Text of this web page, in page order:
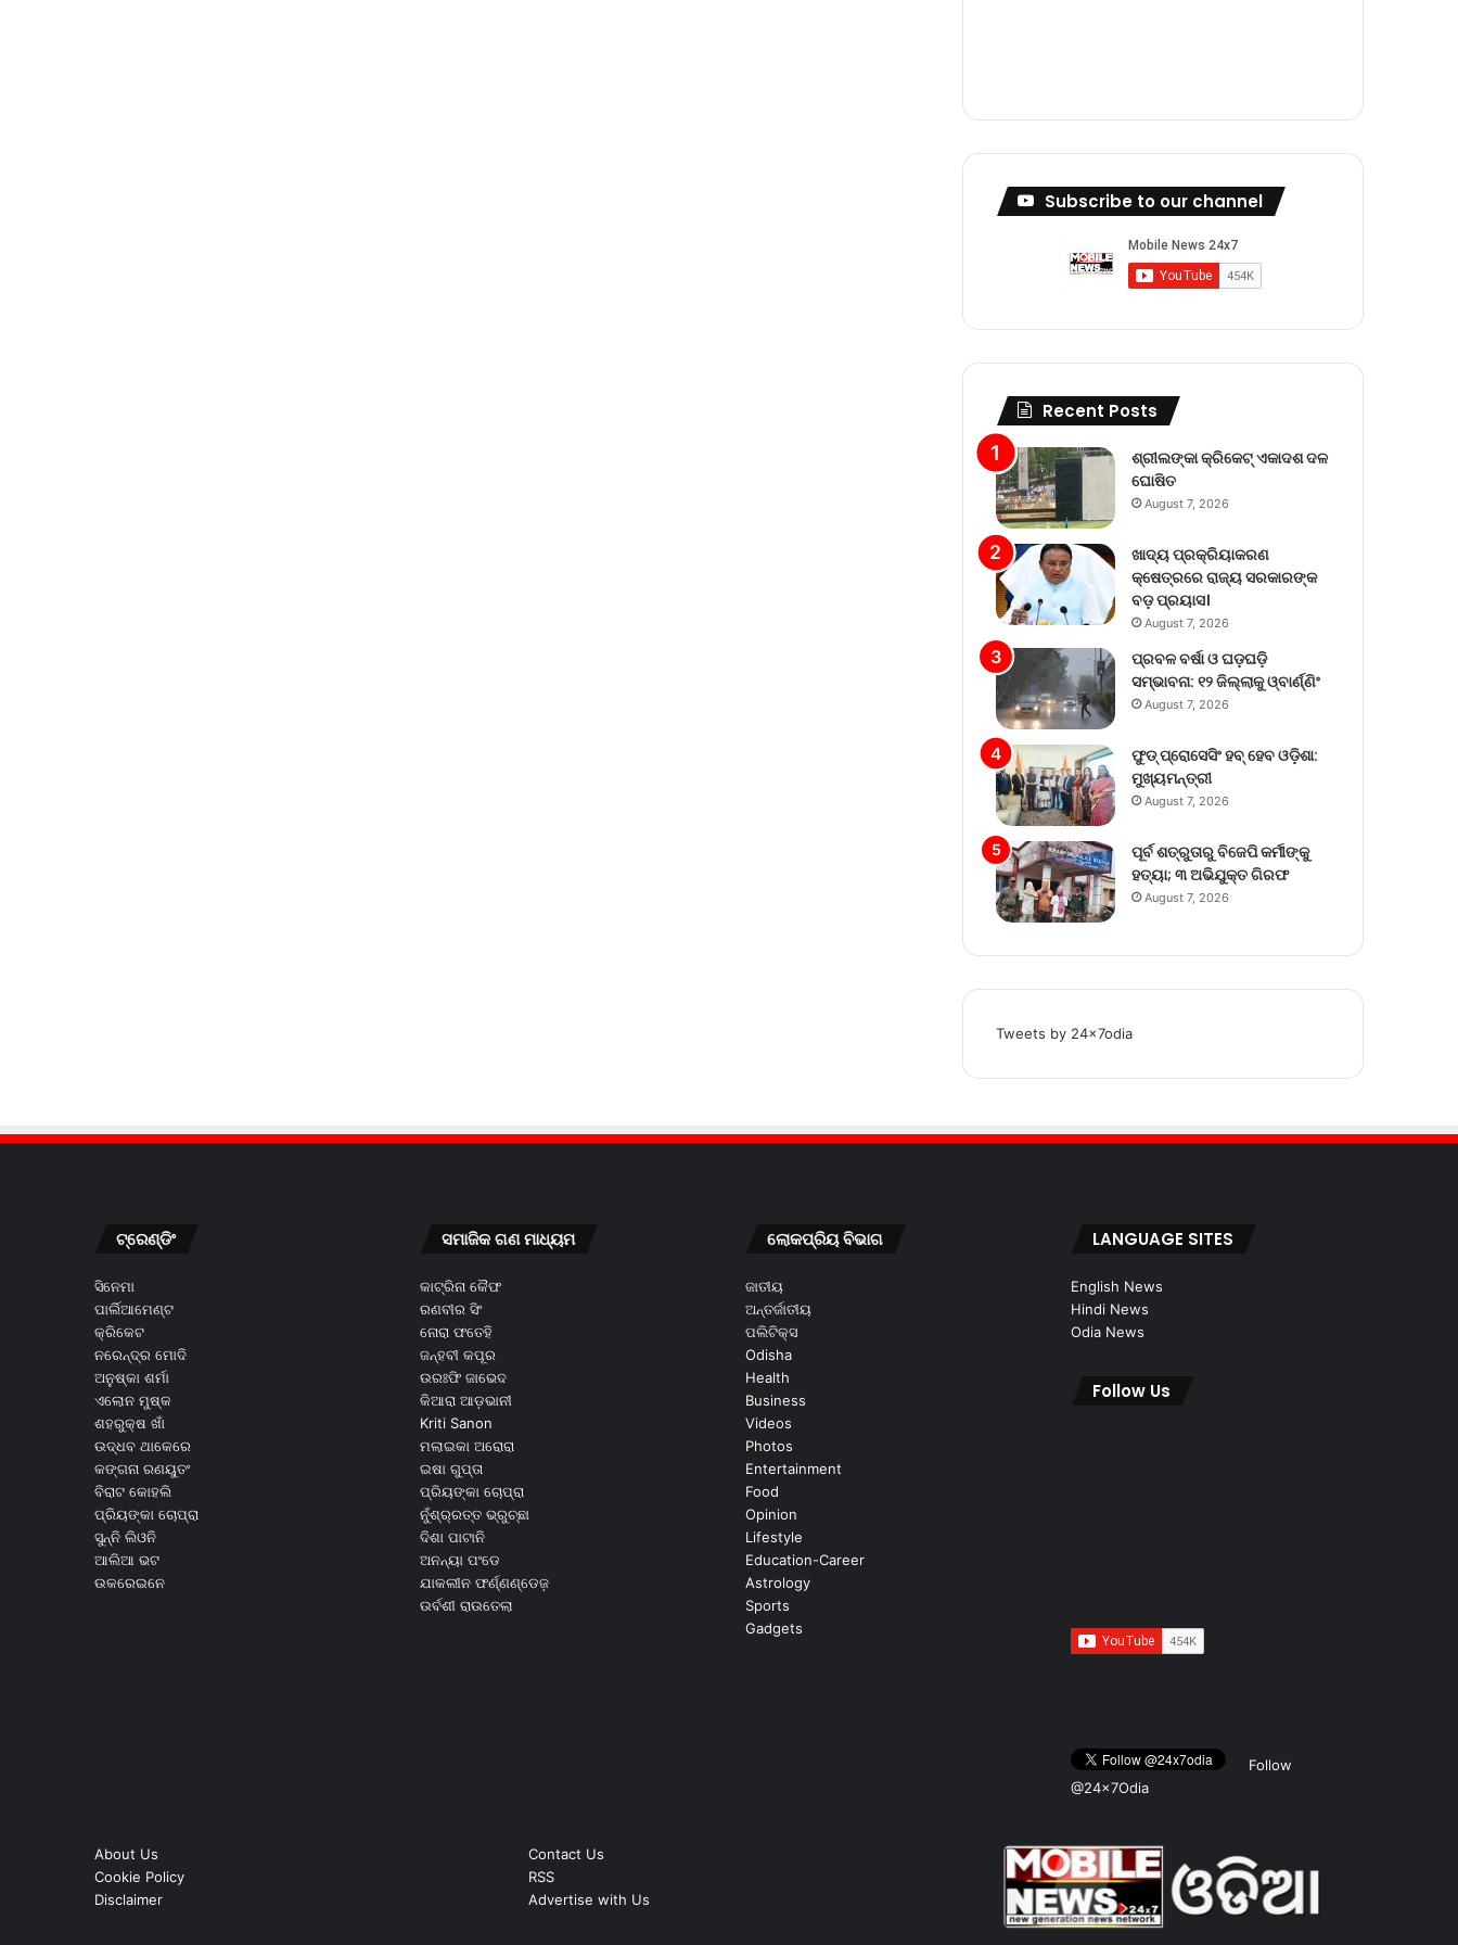
Subscribe to our channel
Recent Posts
ଶ୍ରୀଲଙ୍କା କ୍ରିକେଟ୍‌ ଏକାଦଶ ଦଳ
ଘୋଷିତ
August 7, 2026
ଖାଦ୍ୟ ପ୍ରକ୍ରିୟାକରଣ
କ୍ଷେତ୍ରରେ ରାଜ୍ୟ ସରକାରଙ୍କ
ବଡ଼ ପ୍ରୟାସ।
August 7, 2026
ପ୍ରବଳ ବର୍ଷା ଓ ଘଡ଼ଘଡ଼ି
ସମ୍ଭାବନା: ୧୨ ଜିଲ୍ଲାକୁ ଓ୍ବାର୍ଣ୍ଣିଂ
August 7, 2026
ଫୁଡ୍ ପ୍ରୋସେସିଂ ହବ୍ ହେବ ଓଡ଼ିଶା:
ମୁଖ୍ୟମନ୍ତ୍ରୀ
August 7, 2026
ପୂର୍ବ ଶତ୍ରୁତାରୁ ବିଜେପି କର୍ମୀଙ୍କୁ
ହତ୍ୟା; ୩ ଅଭିଯୁକ୍ତ ଗିରଫ
August 7, 2026
Tweets by 24x7odia
ଟ୍ରେଣ୍ଡିଂ
ସିନେମା
ପାର୍ଲିଆମେଣ୍ଟ
କ୍ରିକେଟ
ନରେନ୍ଦ୍ର ମୋଦି
ଅନୁଷ୍କା ଶର୍ମା
ଏଲୋନ ମୁଷ୍କ
ଶହରୁକ୍ଷ ଖାଁ
ଉଦ୍ଧବ ଥାକେରେ
କଙ୍ଗନା ରଣୟୁତଂ
ବିରାଟ କୋହଲି
ପ୍ରିୟଙ୍କା ଚୋପ୍ରା
ସୁନ୍ନି ଲିଓନି
ଆଲିଆ ଭଟ
ଉକରେଇନେ
ସମାଜିକ ଗଣ ମାଧ୍ୟମ
କାଟ୍ରିନା କୈଫ
ରଣବୀର ସିଂ
ନୋରା ଫତେହି
ଜନ୍ହବୀ କପୂର
ଉରଃଫି ଜାଭେଦ
କିଆରା ଆଡ଼ଭାନୀ
Kriti Sanon
ମଲାଇକା ଅରୋରା
ଇଷା ଗୁପ୍ତା
ପ୍ରିୟଙ୍କା ଚୋପ୍ରା
ନୁଁଶ୍ର୍ରତ୍ତ ଭ୍ରୁଚ୍ଛା
ଦିଶା ପାଟାନି
ଅନନ୍ୟା ପଂଡେ
ଯାକଲୀନ ଫର୍ଣ୍ଣଣ୍ଡେଜ଼
ଉର୍ବଶୀ ରାଉତେଲା
ଲୋକପ୍ରିୟ ବିଭାଗ
ଜାତୀୟ
ଅନ୍ତର୍ଜାତୀୟ
ପଲିଟିକ୍ସ
Odisha
Health
Business
Videos
Photos
Entertainment
Food
Opinion
Lifestyle
Education-Career
Astrology
Sports
Gadgets
LANGUAGE SITES
English News
Hindi News
Odia News
Follow Us
Follow
@24x7Odia
About Us
Cookie Policy
Disclaimer
Contact Us
RSS
Advertise with Us